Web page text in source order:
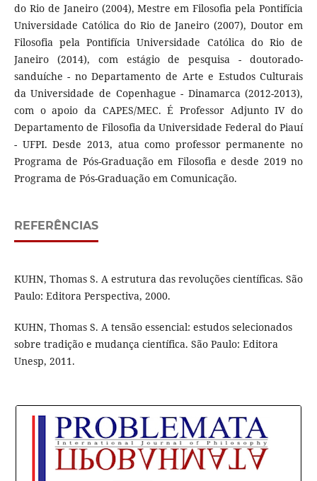
do Rio de Janeiro (2004), Mestre em Filosofia pela Pontifícia
Universidade Católica do Rio de Janeiro (2007), Doutor em
Filosofia pela Pontifícia Universidade Católica do Rio de
Janeiro (2014), com estágio de pesquisa - doutorado-
sanduíche - no Departamento de Arte e Estudos Culturais
da Universidade de Copenhague - Dinamarca (2012-2013),
com o apoio da CAPES/MEC. É Professor Adjunto IV do
Departamento de Filosofia da Universidade Federal do Piauí
- UFPI. Desde 2013, atua como professor permanente no
Programa de Pós-Graduação em Filosofia e desde 2019 no
Programa de Pós-Graduação em Comunicação.
REFERÊNCIAS
KUHN, Thomas S. A estrutura das revoluções científicas. São
Paulo: Editora Perspectiva, 2000.
KUHN, Thomas S. A tensão essencial: estudos selecionados
sobre tradição e mudança científica. São Paulo: Editora
Unesp, 2011.